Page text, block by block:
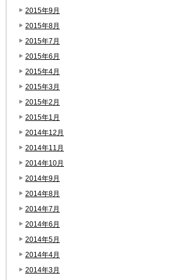
2015年9月
2015年8月
2015年7月
2015年6月
2015年4月
2015年3月
2015年2月
2015年1月
2014年12月
2014年11月
2014年10月
2014年9月
2014年8月
2014年7月
2014年6月
2014年5月
2014年4月
2014年3月